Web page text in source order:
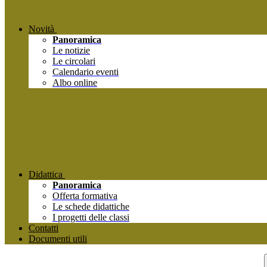
Novità
Panoramica
Le notizie
Le circolari
Calendario eventi
Albo online
Didattica
Panoramica
Offerta formativa
Le schede didattiche
I progetti delle classi
Contatti
Documenti utili